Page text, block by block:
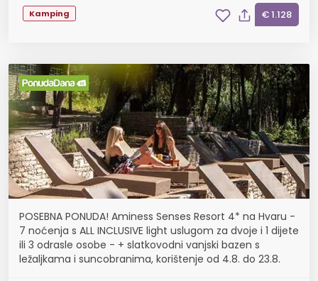
Kamping € 1.128
POSEBNA PONUDA! Aminess Senses Resort 4* na Hvaru -
7 noćenja s ALL INCLUSIVE light uslugom za dvoje i 1 dijete
ili 3 odrasle osobe - + slatkovodni vanjski bazen s
ležaljkama i suncobranima, korištenje od 4.8. do 23.8.